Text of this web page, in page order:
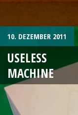
10. DEZEMBER 2011
USELESS
MACHINE